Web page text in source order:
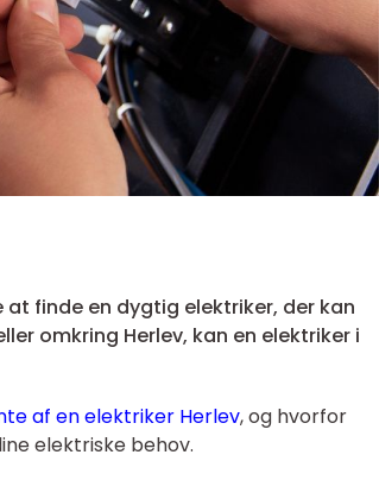
finde en dygtig elektriker, der kan
omkring Herlev, kan en elektriker i
af en elektriker Herlev, og hvorfor
elektriske behov.